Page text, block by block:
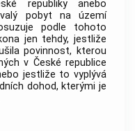
republiky anebo
pobyt na území
podle tohoto
jen tehdy, jestliže
povinnost, kterou
v České republice
jestliže to vyplývá
dohod, kterými je